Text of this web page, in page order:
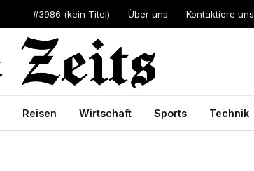
#3986 (kein Titel) Über uns Kontaktiere uns
Reisen Wirtschaft Sports Technik